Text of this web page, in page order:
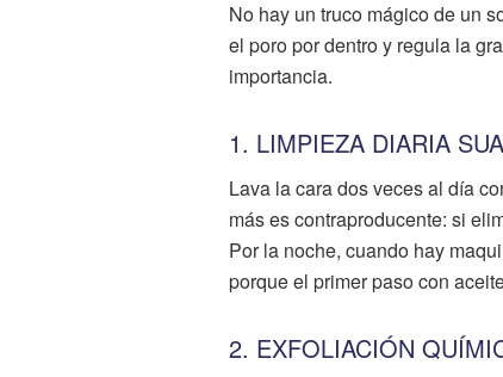
No hay un truco mágico de un
el poro por dentro y regula la
importancia.
1. LIMPIEZA DIARIA
Lava la cara dos veces al día
más es contraproducente: si
Por la noche, cuando hay
porque el primer paso con
2. EXFOLIACIÓN